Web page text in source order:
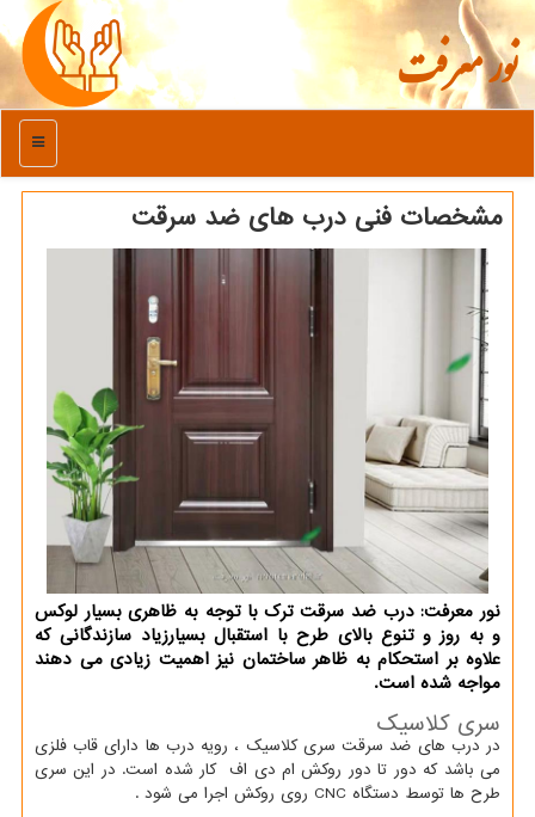
نور معرفت
منو
مشخصات فنی درب های ضد سرقت
نور معرفت: درب ضد سرقت ترك با توجه به ظاهری بسیار لوكس
و به روز و تنوع بالای طرح با استقبال بسیارزیاد سازندگانی كه
علاوه بر استحكام به ظاهر ساختمان نیز اهمیت زیادی می دهند
مواجه شده است.
سری کلاسیک
در درب های ضد سرقت سری کلاسیک ، رویه درب ها دارای قاب فلزی
می باشد که دور تا دور روکش ام دی اف کار شده است. در این سری
طرح ها توسط دستگاه CNC روی روکش اجرا می شود .